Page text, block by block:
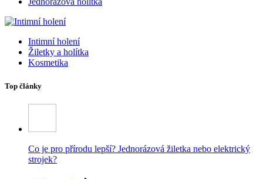
Intimní holení
Žiletky a holítka
Kosmetika
Top články
Co je pro přírodu lepší? Jednorázová žiletka nebo elektrický
strojek?